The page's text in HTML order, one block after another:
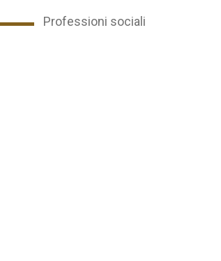
Professioni sociali